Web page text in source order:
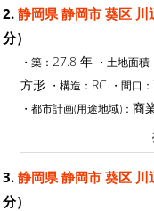
2. 静岡県 静岡市 葵区 川
分）
・築： 27.8 年 ・土地面積
方形 ・構造： RC ・間口：
・都市計画(用途地域)： 商
3. 静岡県 静岡市 葵区 川
分）